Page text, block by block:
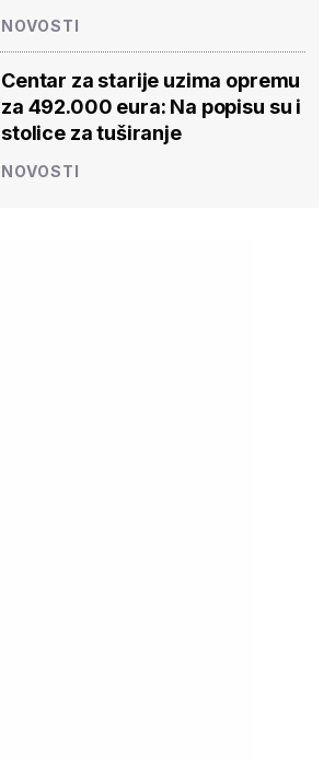
NOVOSTI
Centar za starije uzima opremu
za 492.000 eura: Na popisu su i
stolice za tuširanje
NOVOSTI